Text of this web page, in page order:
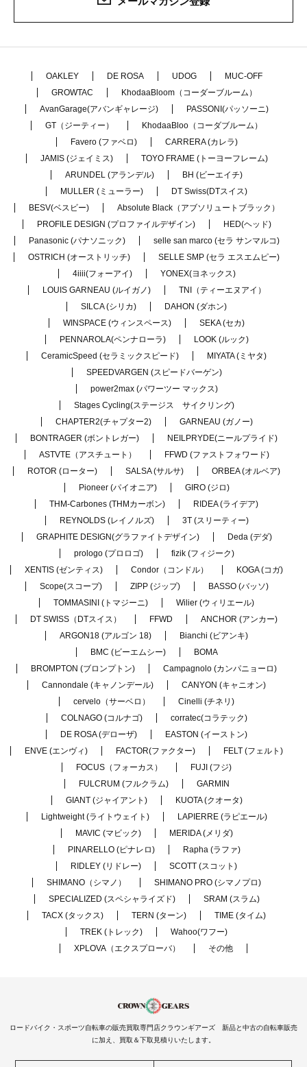
OAKLEY DE ROSA UDOG
MUC-OFF
GROWTAC
KhodaaBloom（コーダーブルーム）
AvanGarage(アバンギャレージ)
PASSONI(パッソーニ)
GT（ジーティー）
KhodaaBloo（コーダブルーム）
Favero (ファベロ)
CARRERA (カレラ)
JAMIS (ジェイミス)
TOYO FRAME (トーヨーフレーム)
ARUNDEL (アランデル)
BH (ビーエイチ)
MULLER (ミューラー)
DT Swiss(DTスイス)
BESV(ベスビー)
Absolute Black（アブソリュートブラック）
PROFILE DESIGN (プロファイルデザイン)
HED(ヘッド)
Panasonic (パナソニック)
selle san marco (セラ サンマルコ)
OSTRICH (オーストリッチ)
SELLE SMP (セラ エスエムピー)
4iiii(フォーアイ)
YONEX(ヨネックス)
LOUIS GARNEAU (ルイガノ)
TNI（ティーエヌアイ）
SILCA (シリカ)
DAHON (ダホン)
WINSPACE (ウィンスペース)
SEKA (セカ)
PENNAROLA(ペンナローラ)
LOOK (ルック)
CeramicSpeed (セラミックスピード)
MIYATA (ミヤタ)
SPEEDVARGEN (スピードバーゲン)
power2max (パワーツー マックス)
Stages Cycling(ステージス サイクリング)
CHAPTER2(チャプター2)
GARNEAU (ガノー)
BONTRAGER (ボントレガー)
NEILPRYDE(ニールプライド)
ASTVTE（アスチュート）
FFWD (ファストフォワード)
ROTOR (ローター)
SALSA (サルサ)
ORBEA (オルベア)
Pioneer (パイオニア)
GIRO (ジロ)
THM-Carbones (THMカーボン)
RIDEA (ライデア)
REYNOLDS (レイノルズ)
3T (スリーティー)
GRAPHITE DESIGN(グラファイトデザイン)
Deda (デダ)
prologo (プロロゴ)
fizik (フィジーク)
XENTIS (ゼンティス)
Condor（コンドル）
KOGA (コガ)
Scope(スコープ)
ZIPP (ジップ)
BASSO (バッソ)
TOMMASINI (トマジーニ)
Wilier (ウィリエール)
DT SWISS（DTスイス）
FFWD
ANCHOR (アンカー)
ARGON18 (アルゴン 18)
Bianchi (ビアンキ)
BMC (ビーエムシー)
BOMA
BROMPTON (ブロンプトン)
Campagnolo (カンパニョーロ)
Cannondale (キャノンデール)
CANYON (キャニオン)
cervelo（サーベロ）
Cinelli (チネリ)
COLNAGO (コルナゴ)
corratec(コラテック)
DE ROSA (デローザ)
EASTON (イーストン)
ENVE (エンヴィ)
FACTOR(ファクター)
FELT (フェルト)
FOCUS（フォーカス）
FUJI (フジ)
FULCRUM (フルクラム)
GARMIN
GIANT (ジャイアント)
KUOTA (クオータ)
Lightweight (ライトウェイト)
LAPIERRE (ラピエール)
MAVIC (マビック)
MERIDA (メリダ)
PINARELLO (ピナレロ)
Rapha (ラファ)
RIDLEY (リドレー)
SCOTT (スコット)
SHIMANO（シマノ）
SHIMANO PRO (シマノプロ)
SPECIALIZED (スペシャライズド)
SRAM (スラム)
TACX (タックス)
TERN (ターン)
TIME (タイム)
TREK (トレック)
Wahoo(ワフー)
XPLOVA（エクスプローバ）
その他
ロードバイク・スポーツ自転車の販売買取専門店クラウンギアーズ 新品と中古の自転車販売
に加え、買取＆下取見積りいたします。